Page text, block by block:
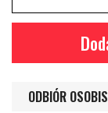
ODBIÓR